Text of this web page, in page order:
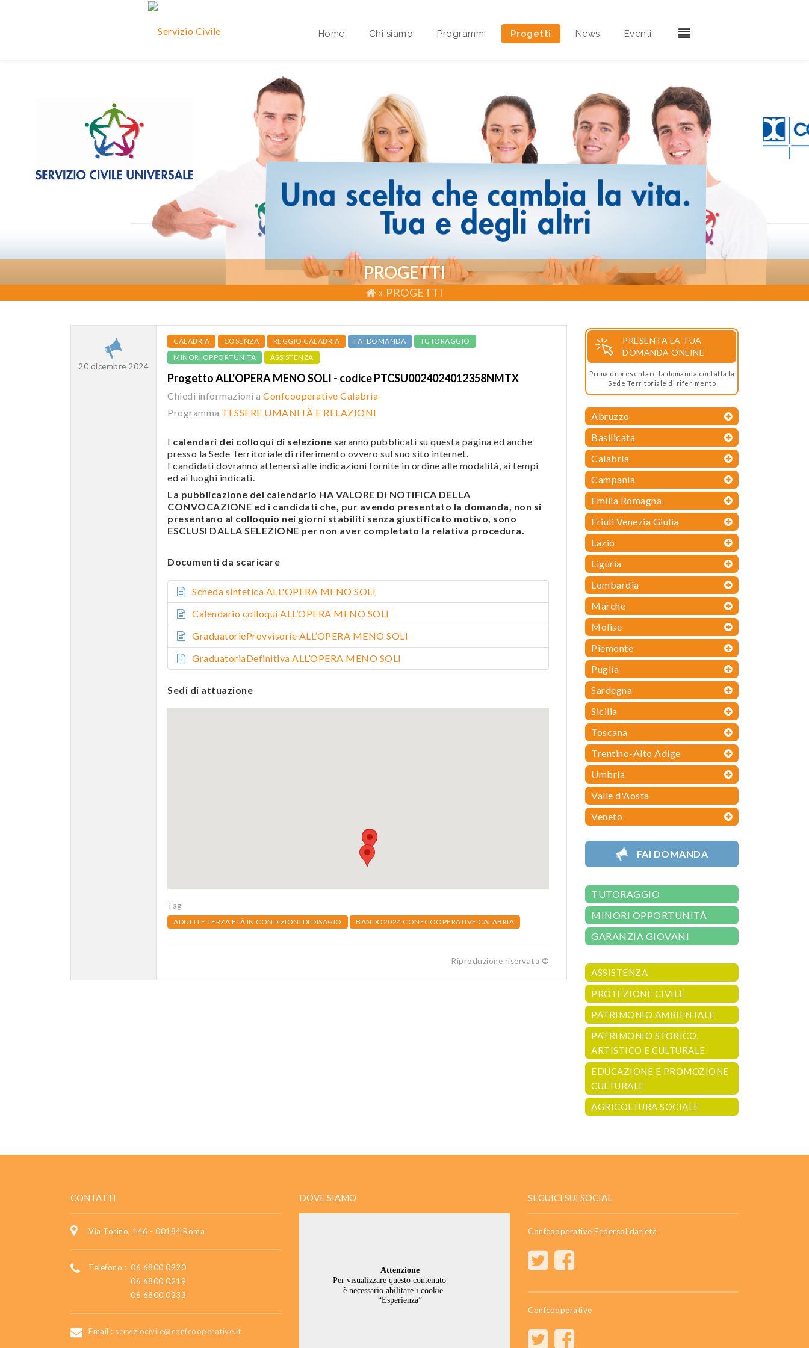
Home Chi siamo
Area riservata Sedi Territoriali
Programmi Progetti News Eventi
PROGETTI
» PROGETTI
20 dicembre 2024
CALABRIA COSENZA REGGIO CALABRIA FAI DOMANDA
TUTORAGGIO
MINORI OPPORTUNITÀ
ASSISTENZA
Progetto ALL'OPERA MENO SOLI - codice PTCSU0024024012358NMTX
Chiedi informazioni a Confcooperative Calabria
Programma TESSERE UMANITÀ E RELAZIONI
I calendari dei colloqui di selezione saranno pubblicati su questa pagina ed anche
presso la Sede Territoriale di riferimento ovvero sul suo sito internet.
I candidati dovranno attenersi alle indicazioni fornite in ordine alle modalità, ai tempi
ed ai luoghi indicati.
La pubblicazione del calendario HA VALORE DI NOTIFICA DELLA
CONVOCAZIONE ed i candidati che, pur avendo presentato la domanda, non si
presentano al colloquio nei giorni stabiliti senza giustificato motivo, sono
ESCLUSI DALLA SELEZIONE per non aver completato la relativa procedura.
Documenti da scaricare
Scheda sintetica ALL'OPERA MENO SOLI
Calendario colloqui ALL’OPERA MENO SOLI
GraduatorieProvvisorie ALL’OPERA MENO SOLI
GraduatoriaDefinitiva ALL’OPERA MENO SOLI
Sedi di attuazione
Tag
ADULTI E TERZA ETÀ IN CONDIZIONI DI DISAGIO BANDO2024 CONFCOOPERATIVE CALABRIA
Riproduzione riservata ©
PRESENTA LA TUA
DOMANDA ONLINE
Prima di presentare la domanda contatta la
Sede Territoriale di riferimento
Abruzzo
Basilicata
Calabria
Campania
Emilia Romagna
Friuli Venezia Giulia
Lazio
Liguria
Lombardia
Marche
Molise
Piemonte
Puglia
Sardegna
Sicilia
Toscana
Trentino-Alto Adige
Umbria
Valle d'Aosta
Veneto
FAI DOMANDA
TUTORAGGIO
MINORI OPPORTUNITÀ
GARANZIA GIOVANI
ASSISTENZA
PROTEZIONE CIVILE
PATRIMONIO AMBIENTALE
PATRIMONIO STORICO,
ARTISTICO E CULTURALE
EDUCAZIONE E PROMOZIONE
CULTURALE
AGRICOLTURA SOCIALE
CONTATTI
Via Torino, 146 - 00184 Roma
Telefono : 06 6800 0220
06 6800 0219
06 6800 0233
Email : serviziocivile@confcooperative.it
DOVE SIAMO SEGUICI SUI SOCIAL
Confcooperative Federsolidarietà
Confcooperative